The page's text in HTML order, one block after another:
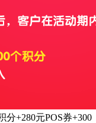
分+280元POS券+300